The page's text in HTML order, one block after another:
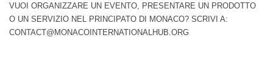
VUOI ORGANIZZARE UN EVENTO, PRESENTARE UN PRODOTTO
O UN SERVIZIO NEL PRINCIPATO DI MONACO? SCRIVI A:
CONTACT@MONACOINTERNATIONALHUB.ORG